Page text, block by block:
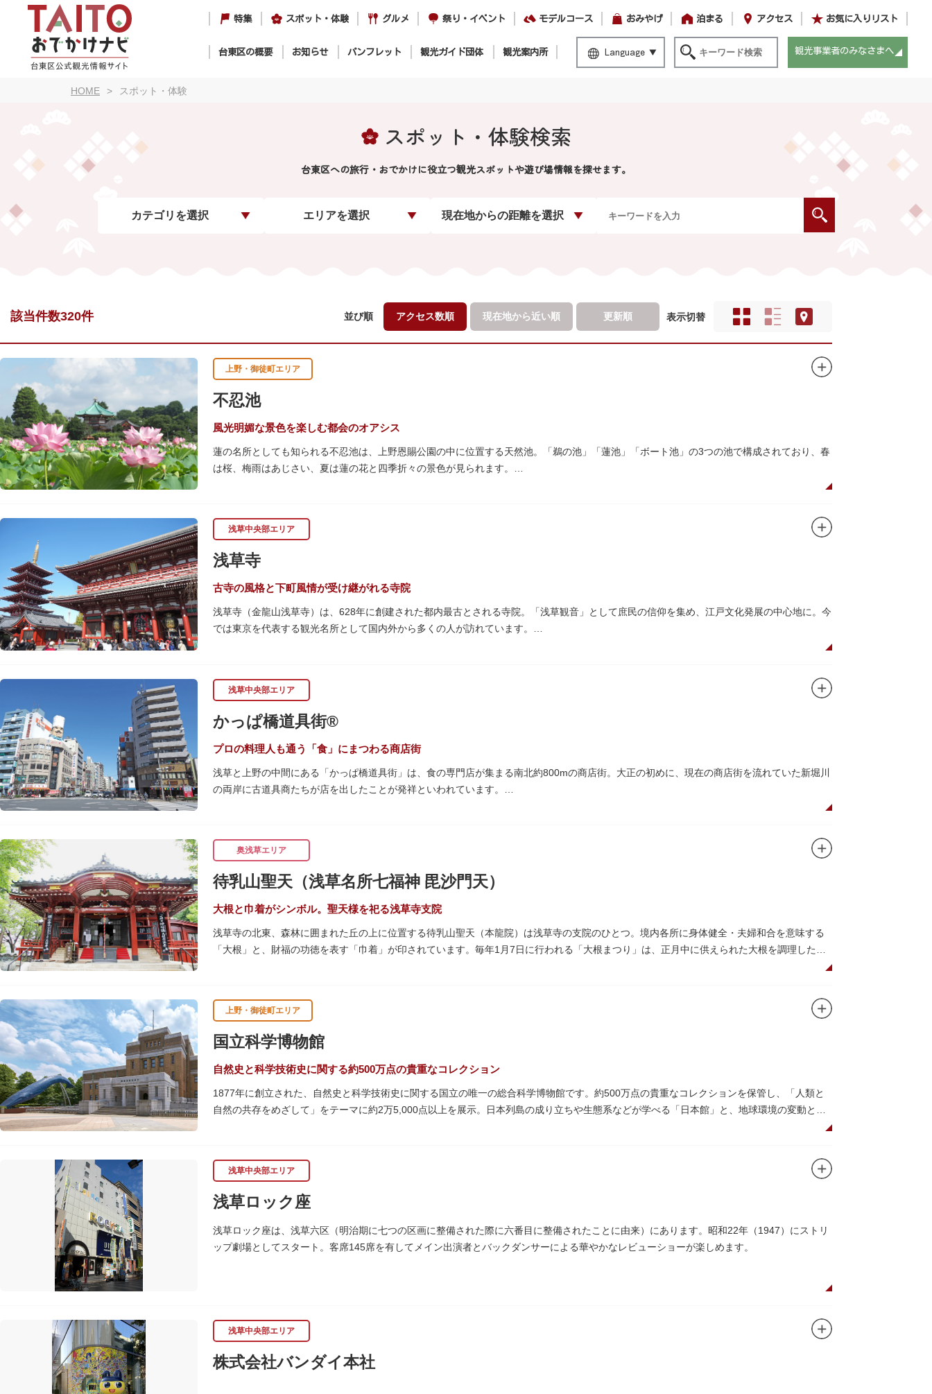
特集 スポット・体験 グルメ 祭り・イベント モデルコース おみやげ 泊まる アクセス お気に入りリスト
台東区の概要 お知らせ パンフレット 観光ガイド団体 観光案内所 Language 観光事業者のみなさまへ
HOME スポット・体験
スポット・体験検索
台東区への旅行・おでかけに役立つ観光スポットや遊び場情報を探せます。
カテゴリを選択 エリアを選択 現在地からの距離を選択
該当件数320件 並び順 アクセス数順 現在地から近い順 更新順 表示切替
上野・御徒町エリア
不忍池
風光明媚な景色を楽しむ都会のオアシス
蓮の名所としても知られる不忍池は、上野恩賜公園の中に位置する天然池。「鵜の池」「蓮池」「ボート池」の3つの池で構成されており、春
は桜、梅雨はあじさい、夏は蓮の花と四季折々の景色が見られます。
「ボート池」ではスワンボートやオール式のボートのレンタルが可能。水上から池を眺めれば、新しい発見ができるかもしれません。また、
「鵜の池」にはマガモ・オナガガモなどたくさんの鴨や渡り鳥が訪れます。大都会の中でバードウォッチングができる珍しいスポットです。
ファミリーで、カップルで、または一人でゆったりと、思い思いの時間をお過ごしください。
浅草中央部エリア
浅草寺
古寺の風格と下町風情が受け継がれる寺院
浅草寺（金龍山浅草寺）は、628年に創建された都内最古とされる寺院。「浅草観音」として庶民の信仰を集め、江戸文化発展の中心地に。今
では東京を代表する観光名所として国内外から多くの人が訪れています。
ぶ山門「宝蔵門」が建ち、参拝客を堂々と迎えてくれます。本堂前には、邪気を払うご利益があるといわれる常香炉（じょうこうろ）が鎮
座。参拝前に煙を浴びて身を清めましょう。「観音堂」とも呼ばれる本堂にはご本尊の聖観世音菩薩が祀られており、毎日定時に法要が執り
行われています。
境内の歴史ある建造物も必見です。ひと際目立つ五重塔、国指定重要文化財の二天門、浅草名所七福神のひとつ・大黒天が祀られた影向堂
（ようごうどう）など、悠久の時に思いを馳せて見学をお楽しみください。
日没後はライトアップされ、朱塗りの建物がより一層鮮やかに浮かび上がります。昼間は約90店舗が軒を連ねる仲見世のお店も閉まり、シャ
ッターに描かれた「浅草絵巻」を楽しめるのも夜の醍醐味。撮影スポットやデートスポットにもおすすめです。昼間と比べて人が少なくゆっ
浅草中央部エリア
かっぱ橋道具街®
プロの料理人も通う「食」にまつわる商店街
浅草と上野の中間にある「かっぱ橋道具街」は、食の専門店が集まる南北約800mの商店街。大正の初めに、現在の商店街を流れていた新堀川
の両岸に古道具商たちが店を出したことが発祥といわれています。
関東大震災後に川は塞がれ、現在はプロ仕様の調理器具や厨房機器、食器、包材、調理衣装など「食」にまつわる約170軒の専門店が集まる個
すすめです。食品サンプル作り体験ができるお店もありますよ。
毎年、道具の日である10月9日前後に開催される「かっぱ橋道具まつり」では、各店舗がおすすめ商品や掘り出しものを販売。また、年ごとに
異なる様々な催しものも行われます。
奥浅草エリア
待乳山聖天（浅草名所七福神 毘沙門天）
大根と巾着がシンボル。聖天様を祀る浅草寺支院
浅草寺の北東、森林に囲まれた丘の上に位置する待乳山聖天（本龍院）は浅草寺の支院のひとつ。境内各所に身体健全・夫婦和合を意味する
「大根」と、財福の功徳を表す「巾着」が印されています。毎年1月7日に行われる「大根まつり」は、正月中に供えられた大根を調理した風
毎朝本堂で執り行われている「浴油祈祷（よくゆきとう）」は、聖天様を供養する最高の祈祷法。心願成就の力があると考えられており、依
頼すると7日間毎朝祈祷していただけます。また、浅草名所七福神のひとつとしても知られ、毘沙門天が祀られています。
上野・御徒町エリア
国立科学博物館
自然史と科学技術史に関する約500万点の貴重なコレクション
1877年に創立された、自然史と科学技術史に関する国立の唯一の総合科学博物館です。約500万点の貴重なコレクションを保管し、「人類と
自然の共存をめざして」をテーマに約2万5,000点以上を展示。日本列島の成り立ちや生態系などが学べる「日本館」と、地球環境の変動と生
の地球の100万分の1の大きさ）のドームの内側すべてがスクリーンになっている世界初のシアターで、月ごとに変わるオリジナル映像を上映
しています。
楽しみながら学習できるイベント企画や、恐竜をはじめとした様々な実物標本、子ども向けのコーナーもあり、お子様連れでも楽しめる博物
館です。
また、国立科学博物館では、日本およびアジアにおける科学系博物館の中核施設として、調査研究、標本資料の収集・保管・活用、展示・学
浅草中央部エリア
浅草ロック座
浅草ロック座は、浅草六区（明治期に七つの区画に整備された際に六番目に整備されたことに由来）にあります。昭和22年（1947）にストリ
ップ劇場としてスタート。客席145席を有してメイン出演者とバックダンサーによる華やかなレビューショーが楽しめます。
浅草中央部エリア
株式会社バンダイ本社